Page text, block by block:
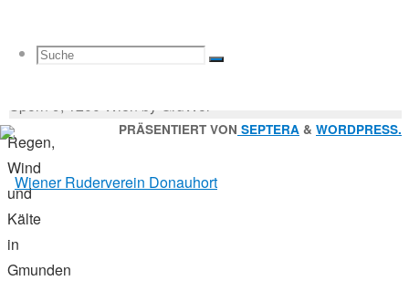
Suche
Suchen
nach:
Suche
Zum
2017
Regen,
Wind
und
Kälte
in
Gmunden
nach:
Sporn 9, 1200 Wien by GruWol
PRÄSENTIERT VON SEPTERA & WORDPRESS.
Zurück
nach
oben